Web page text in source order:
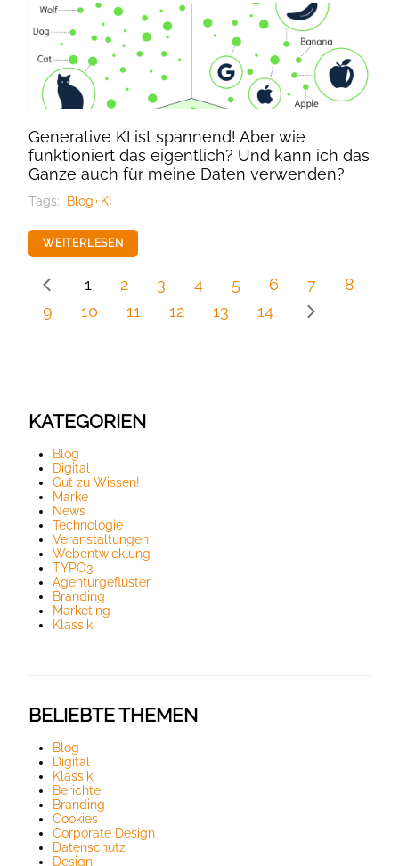
Generative KI ist spannend! Aber wie
funktioniert das eigentlich? Und kann ich das
Ganze auch für meine Daten verwenden?
Tags: Blog KI
WEITERLESEN
1 2 3 4 5 6 7
8
9
10 11 12 13 14
KATEGORIEN
Blog
Digital
Gut zu Wissen!
Marke
News
Technologie
Veranstaltungen
Webentwicklung
TYPO3
Agenturgeflüster
Branding
Marketing
Klassik
BELIEBTE THEMEN
Blog
Digital
Klassik
Berichte
Branding
Cookies
Corporate Design
Datenschutz
Design